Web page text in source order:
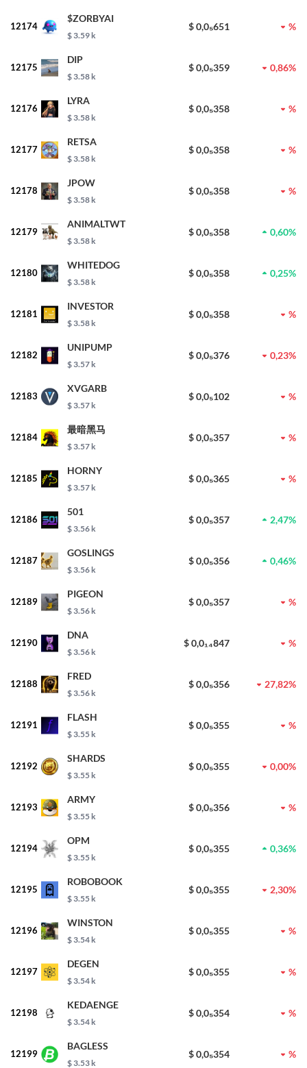
12174
$ZORBYAI
$ 3.59 k
$ 0,0₅651 %
12175
DIP
$ 3.58 k
$ 0,0₅359 0,86%
12176
LYRA
$ 3.58 k
$ 0,0₅358 %
12177
RETSA
$ 3.58 k
$ 0,0₅358 %
12178
JPOW
$ 3.58 k
$ 0,0₅358 %
12179
ANIMALTWT
$ 3.58 k
$ 0,0₅358 0,60%
12180
WHITEDOG
$ 3.58 k
$ 0,0₅358 0,25%
12181
INVESTOR
$ 3.58 k
$ 0,0₅358 %
12182
UNIPUMP
$ 3.57 k
$ 0,0₅376 0,23%
12183
XVGARB
$ 3.57 k
$ 0,0₅102 %
12184
最暗黑马
$ 3.57 k
$ 0,0₅357 %
12185
HORNY
$ 3.57 k
$ 0,0₅365 %
12186
501
$ 3.56 k
$ 0,0₅357 2,47%
12187
GOSLINGS
$ 3.56 k
$ 0,0₅356 0,46%
12189
PIGEON
$ 3.56 k
$ 0,0₅357 %
12190
DNA
$ 3.56 k
$ 0,0₁₄847 %
12188
FRED
$ 3.56 k
$ 0,0₅356 27,82%
12191
FLASH
$ 3.55 k
$ 0,0₅355 %
12192
SHARDS
$ 3.55 k
$ 0,0₅355 0,00%
12193
ARMY
$ 3.55 k
$ 0,0₅356 %
12194
OPM
$ 3.55 k
$ 0,0₅355 0,36%
12195
ROBOBOOK
$ 3.55 k
$ 0,0₅355 2,30%
12196
WINSTON
$ 3.54 k
$ 0,0₅355 %
12197
DEGEN
$ 3.54 k
$ 0,0₅355 %
12198
KEDAENGE
$ 3.54 k
$ 0,0₅354 %
12199
BAGLESS
$ 3.53 k
$ 0,0₅354 %